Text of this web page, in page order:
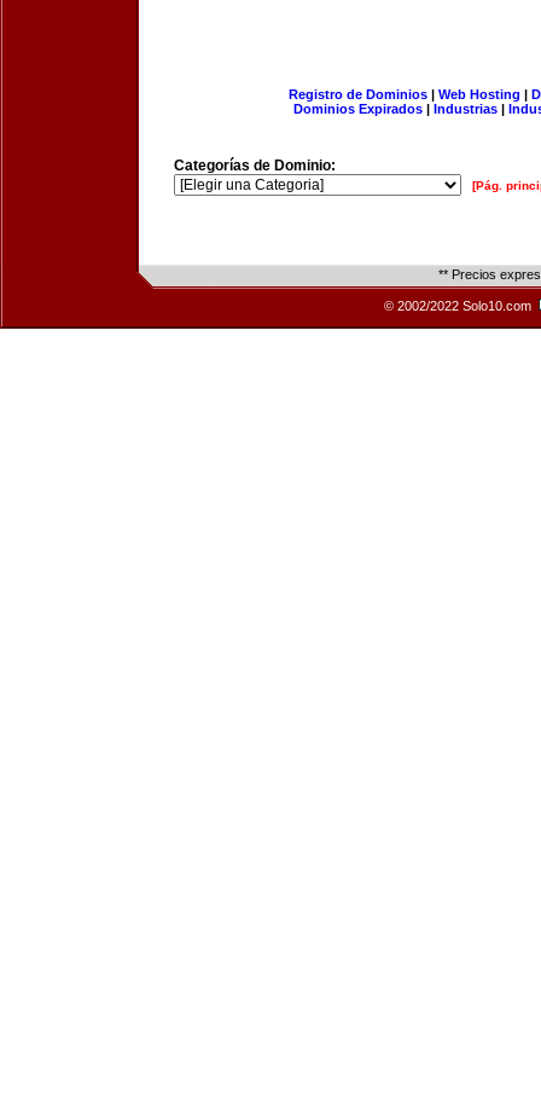
Registro de Dominios| Web Hosting |
Dominios Expirados | Industrias |
Categorías de Dominio:
[Pág.
** Precios
© 2002/2022 Solo10.com